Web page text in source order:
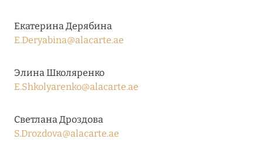
НАПИТКОВ ДЛЯ HB И FB
Подробнее
13 февраля 2025
СКИДКИ ДО 30 % ОТ СУММЫ КОНТРАКТА НА
РАЗМЕЩЕНИЕ ВЕСНОЙ
Екатерина Дерябина
E.Deryabina@alacarte.ae
Элина Школяренко
E.Shkolyarenko@alacarte.ae
Светлана Дроздова
S.Drozdova@alacarte.ae